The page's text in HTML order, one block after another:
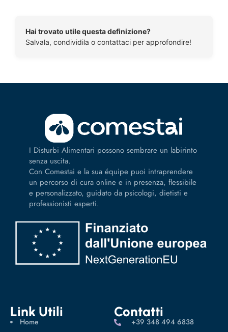
Hai trovato utile questa definizione?
Salvala, condividila o contattaci per approfondire!
I Disturbi Alimentari possono sembrare un labirinto
senza uscita.
Con Comestai e la sua équipe puoi intraprendere
un percorso di cura online e in presenza, flessibile
e personalizzato, guidato da psicologi, dietisti e
professionisti esperti.
Link Utili
Home
Contatti
‪+39 348 494 6838